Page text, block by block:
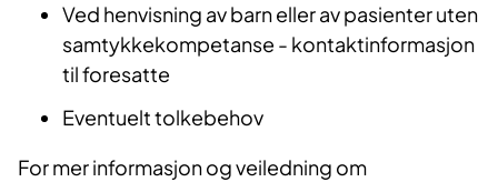
Ved henvisning av barn eller av pasienter uten
samtykkekompetanse - kontaktinformasjon
til foresatte
Eventuelt tolkebehov
For mer informasjon og veiledning om